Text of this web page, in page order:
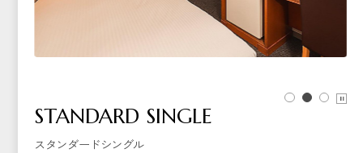
STANDARD SINGLE
スタンダードシングル